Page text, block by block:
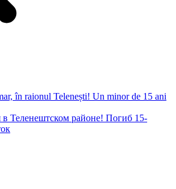
în raionul Telenești! Un minor de 15 ani
в Теленештском районе! Погиб 15-